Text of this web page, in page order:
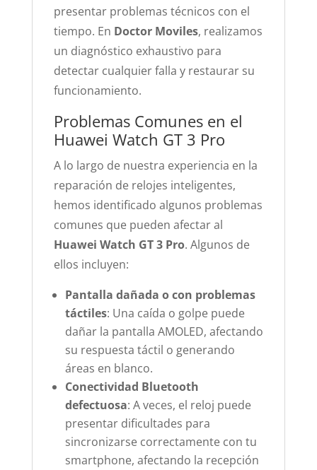
presentar problemas técnicos con el
tiempo. En Doctor Moviles, realizamos
un diagnóstico exhaustivo para
detectar cualquier falla y restaurar su
funcionamiento.
Problemas Comunes en el
Huawei Watch GT 3 Pro
A lo largo de nuestra experiencia en la
reparación de relojes inteligentes,
hemos identificado algunos problemas
comunes que pueden afectar al
Huawei Watch GT 3 Pro. Algunos de
ellos incluyen:
Pantalla dañada o con problemas
táctiles: Una caída o golpe puede
dañar la pantalla AMOLED, afectando
su respuesta táctil o generando
áreas en blanco.
Conectividad Bluetooth
defectuosa: A veces, el reloj puede
presentar dificultades para
sincronizarse correctamente con tu
smartphone, afectando la recepción